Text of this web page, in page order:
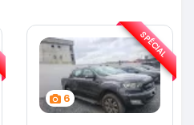
6
SPÉCIAL